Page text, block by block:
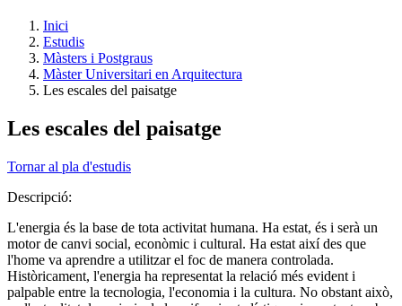
Inici
Estudis
Màsters i Postgraus
Màster Universitari en Arquitectura
Les escales del paisatge
Les escales del paisatge
Tornar al pla d'estudis
Descripció:
L'energia és la base de tota activitat humana. Ha estat, és i serà un
motor de canvi social, econòmic i cultural. Ha estat així des que
l'home va aprendre a utilitzar el foc de manera controlada.
Històricament, l'energia ha representat la relació més evident i
palpable entre la tecnologia, l'economia i la cultura. No obstant això,